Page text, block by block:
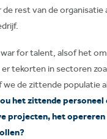
rest van de organisatie
for talent, alsof het
tekorten in sectoren
de zittende populatie
het zittende personeel
projecten, het